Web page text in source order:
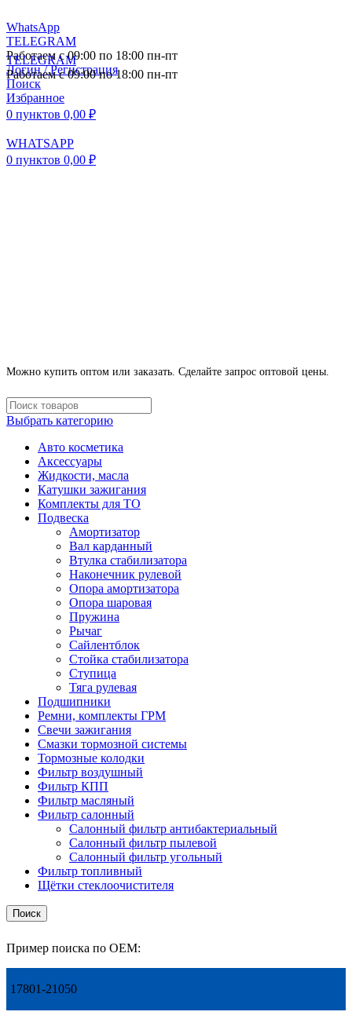
WhatsApp
TELEGRAM
Работаем с 09:00 по 18:00 пн-пт
Логин / Регистрация
Поиск
Избранное
0 пунктов 0,00 ₽
WHATSAPP
0 пунктов 0,00 ₽
TELEGRAM
Работаем с 09:00 по 18:00 пн-пт
Можно купить оптом или заказать. Сделайте запрос оптовой цены.
Выбрать категорию
Авто косметика
Аксессуары
Жидкости, масла
Катушки зажигания
Комплекты для ТО
Подвеска
Амортизатор
Вал карданный
Втулка стабилизатора
Наконечник рулевой
Опора амортизатора
Опора шаровая
Пружина
Рычаг
Сайлентблок
Стойка стабилизатора
Ступица
Тяга рулевая
Подшипники
Ремни, комплекты ГРМ
Свечи зажигания
Смазки тормозной системы
Тормозные колодки
Фильтр воздушный
Фильтр КПП
Фильтр масляный
Фильтр салонный
Салонный фильтр антибактериальный
Салонный фильтр пылевой
Салонный фильтр угольный
Фильтр топливный
Щётки стеклоочистителя
Поиск
Пример поиска по OEM:
17801-21050